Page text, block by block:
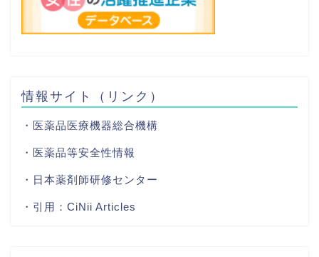
情報サイト（リンク）
・医薬品医療機器総合機構
・医薬品等安全性情報
・日本薬剤師研修センター
・引用： CiNii Articles